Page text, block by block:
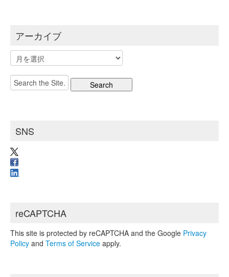
アーカイブ
ア
ー
カ
イ
Search
for:
SNS
reCAPTCHA
This site is protected by reCAPTCHA and the Google Privacy
Policy and Terms of Service apply.